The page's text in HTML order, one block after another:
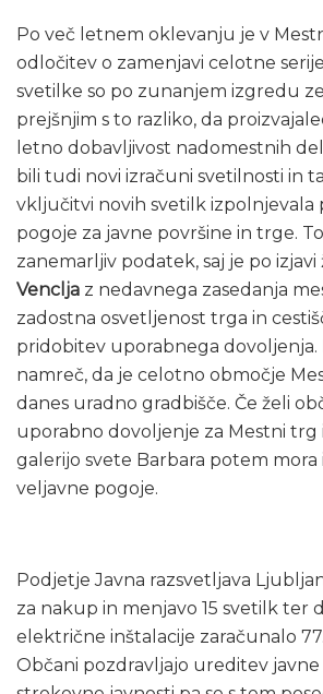
Po več letnem oklevanju je v
odločitev o zamenjavi celotne
svetilke so po zunanjem izgredu
prejšnjim s to razliko, da
letno dobavljivost nadomestnih
bili tudi novi izračuni svetilnosti in
vključitvi novih svetilk izpolnjevala
pogoje za javne površine in trge.
zanemarljiv podatek, saj je po izjavi
Venclja z nedavnega zasedanja
zadostna osvetljenost trga in
pridobitev uporabnega dovoljenja.
namreč, da je celotno območje
danes uradno gradbišče. Če želi
uporabno dovoljenje za Mestni trg
galerijo svete Barbara potem mora
veljavne pogoje.
Podjetje Javna razsvetljava
za nakup in menjavo 15 svetilk ter
električne inštalacije zaračunalo
Občani pozdravljajo ureditev javne